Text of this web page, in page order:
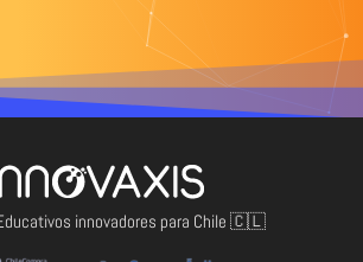
innovadores para Chile 🇨🇱